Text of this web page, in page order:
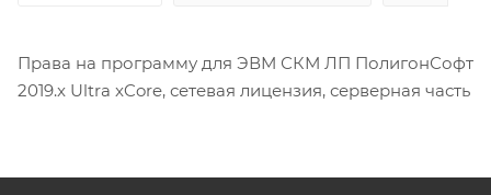
Права на программу для ЭВМ СКМ ЛП ПолигонСофт
2019.x Ultra xCore, сетевая лицензия, серверная часть